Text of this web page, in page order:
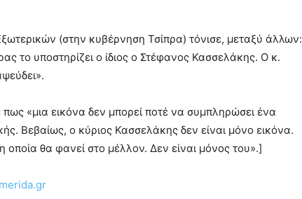
(στην κυβέρνηση Τσίπρα) τόνισε, μεταξύ άλλων:
το υποστηρίζει ο ίδιος ο Στέφανος Κασσελάκης. Ο κ.
πως «μια εικόνα δεν μπορεί ποτέ να συμπληρώσει ένα
Βεβαίως, ο κύριος Κασσελάκης δεν είναι μόνο εικόνα.
οποία θα φανεί στο μέλλον. Δεν είναι μόνος του».]